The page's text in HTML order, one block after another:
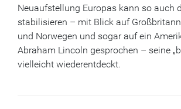
Neuaufstellung Europas kann so auch
stabilisieren – mit Blick auf
und Norwegen und sogar auf ein
Abraham Lincoln gesprochen – seine
vielleicht wiederentdeckt.